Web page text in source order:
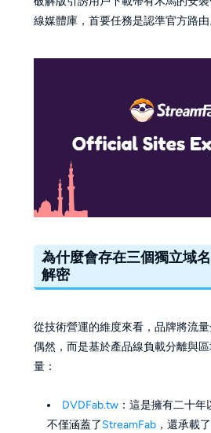
線媒體庫，首要任務是認準官方路由
為什麼會存在三個獨立域
解密
從技術營運的維度來看，品牌將流
偶然，而是基於產品線負載分離與
量：
DVDFab.tw ：這是擁有二十
不僅涵蓋了StreamFab ，還承載